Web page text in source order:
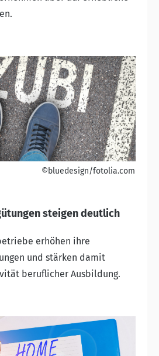
©bluedesign/fotolia.com
steigen deutlich
erhöhen ihre
und stärken damit
beruflicher Ausbildung.